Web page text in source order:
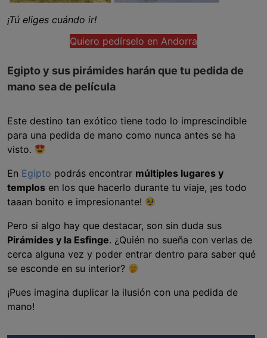
¡Tú eliges cuándo ir!
Quiero pedírselo en Andorra
Egipto y sus pirámides harán que tu pedida de
mano sea de película
Este destino tan exótico tiene todo lo imprescindible
para una pedida de mano como nunca antes se ha
visto.
En Egipto podrás encontrar múltiples lugares y
templos en los que hacerlo durante tu viaje, ¡es todo
taaan bonito e impresionante!
Pero si algo hay que destacar, son sin duda sus
Pirámides y la Esfinge. ¿Quién no sueña con verlas de
cerca alguna vez y poder entrar dentro para saber qué
se esconde en su interior?
¡Pues imagina duplicar la ilusión con una pedida de
mano!